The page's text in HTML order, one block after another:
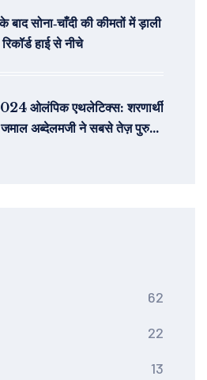
बाद सोना‑चाँदी की कीमतों में ड़ाली
हाई से नीचे
ओलंपिक एथलेटिक्स: शरणार्थी
अब्देलमजी ने सबसे तेज़ पुरुषों
62
22
13